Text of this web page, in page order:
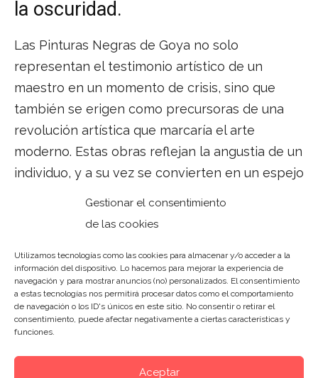
Gestionar el consentimiento
de las cookies
Utilizamos tecnologías como las cookies para almacenar y/o acceder a la
información del dispositivo. Lo hacemos para mejorar la experiencia de
navegación y para mostrar anuncios (no) personalizados. El consentimiento
a estas tecnologías nos permitirá procesar datos como el comportamiento
de navegación o los ID's únicos en este sitio. No consentir o retirar el
consentimiento, puede afectar negativamente a ciertas características y
funciones.
Aceptar
la oscuridad.
Las Pinturas Negras de Goya no solo
representan el testimonio artístico de un
maestro en un momento de crisis, sino que
también se erigen como precursoras de una
revolución artística que marcaría el arte
moderno. Estas obras reflejan la angustia de un
individuo, y a su vez se convierten en un espejo
El legado de las Pinturas Negras perdura en las
pinceladas de los maestros que le siguieron.
Goya, al sumergirse en la oscuridad, alumbró un
camino para la exploración artística, dejando
el arte moderno.